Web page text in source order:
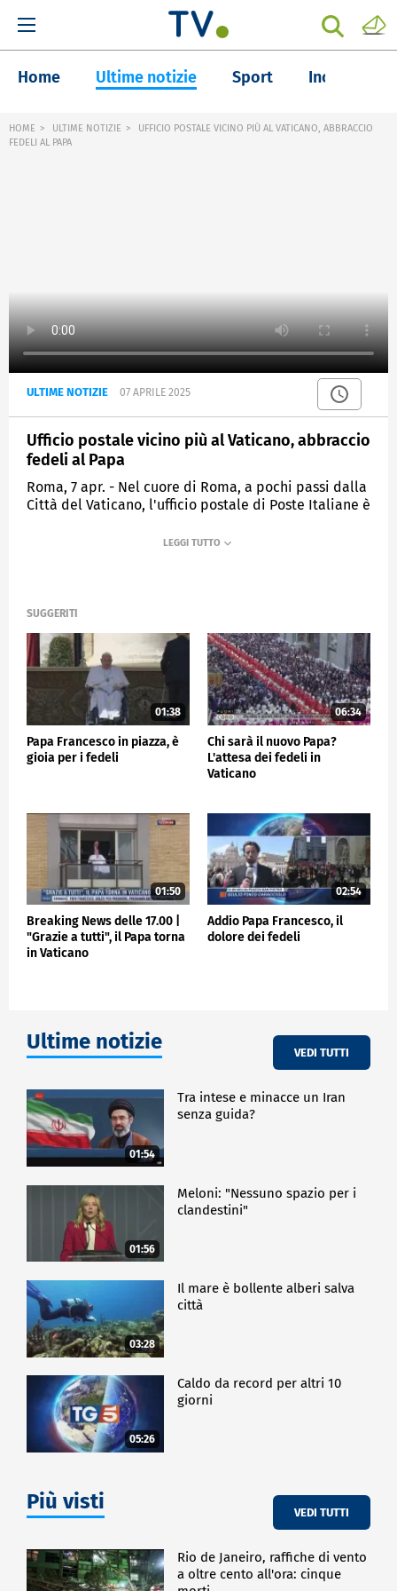
Home Ultime notizie Sport Inchieste
HOME ULTIME NOTIZIE
UFFICIO POSTALE VICINO PIÙ AL VATICANO, ABBRACCIO
FEDELI AL PAPA
ULTIME NOTIZIE 07 APRILE 2025
Ufficio postale vicino più al Vaticano, abbraccio
fedeli al Papa
Roma, 7 apr. - Nel cuore di Roma, a pochi passi dalla
Città del Vaticano, l'ufficio postale di Poste Italiane è
Capitale per il Giubileo. Il servizio del TG Poste.
SUGGERITI
01:38
Papa Francesco in piazza, è
gioia per i fedeli
06:34
Chi sarà il nuovo Papa?
L'attesa dei fedeli in
Vaticano
01:50
Breaking News delle 17.00 |
"Grazie a tutti", il Papa torna
in Vaticano
02:54
Addio Papa Francesco, il
dolore dei fedeli
Ultime notizie VEDI TUTTI
01:54
Tra intese e minacce un Iran
senza guida?
01:56
Meloni: "Nessuno spazio per i
clandestini"
03:28
Il mare è bollente alberi salva
città
05:26
Caldo da record per altri 10
giorni
Più visti VEDI TUTTI
Rio de Janeiro, raffiche di vento
a oltre cento all'ora: cinque